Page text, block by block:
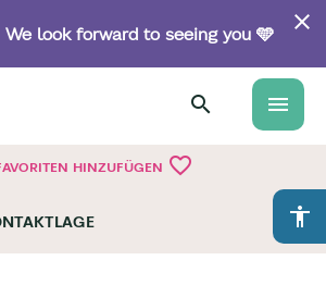
look forward to seeing you 🩵
menu
HINZUFÜGEN favorite_border
accessibility
LAGE